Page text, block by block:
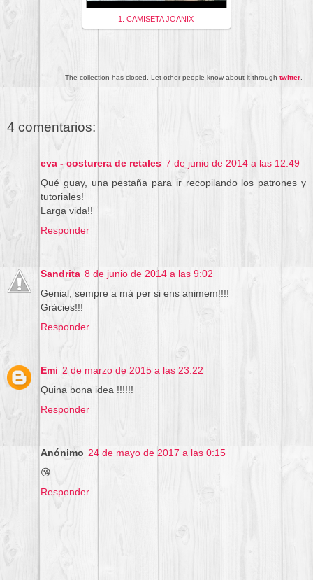
1. CAMISETA JOANIX
The collection has closed. Let other people know about it through twitter
4 comentarios:
eva - costurera de retales 7 de junio de 2014 a las 12:49
Qué guay, una pestaña para ir recopilando los patrones y
tutoriales!
Larga vida!!
Responder
Sandrita 8 de junio de 2014 a las 9:02
Genial, sempre a mà per si ens animem!!!!
Gràcies!!!
Responder
Emi 2 de marzo de 2015 a las 23:22
Quina bona idea !!!!!!
Responder
Anónimo 24 de mayo de 2017 a las 0:15
😘
Responder